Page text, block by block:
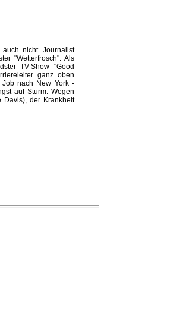
nicht. Journalist
"Wetterfrosch". Als
TV-Show "Good
ganz oben
nach New York -
auf Sturm. Wegen
Davis), der Krankheit